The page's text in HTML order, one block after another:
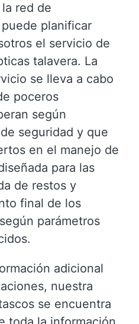
red de
planificar
el servicio de
talavera. La
se lleva a cabo
poceros
según
seguridad y que
en el manejo de
para las
de restos y
final de los
parámetros
adicional
nuestra
se encuentra